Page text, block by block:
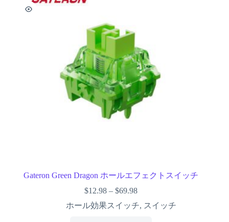
Gateron Green Dragon ホールエフェクトスイッチ
$12.98 –$69.98
ホール効果スイッチ, スイッチ